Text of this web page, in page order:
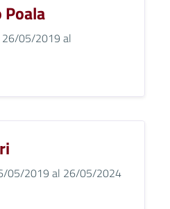
26/05/2019 al
05/2019 al 26/05/2024